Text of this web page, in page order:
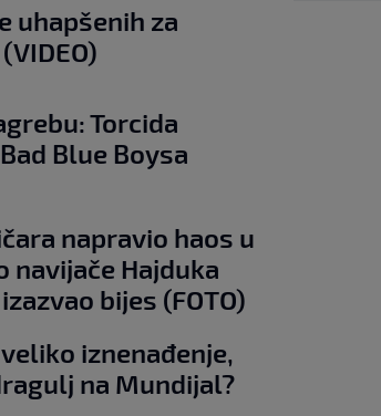
uhapšenih za
Torcida
Blue Boysa
napravio haos u
navijače Hajduka
bijes (FOTO)
iznenađenje,
na Mundijal?